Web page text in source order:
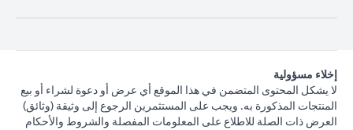
إخلاء مسؤولية
لا يشكل المحتوى المتضمن في هذا الموقع أي عرض أو دعوة لشراء أو بيع
المنتجات المذكورة به. ويجب على المستثمرين الرجوع إلى وثيقة (وثائق)
العرض ذات الصلة للاطلاع على المعلومات المفصلة والشروط والأحكام